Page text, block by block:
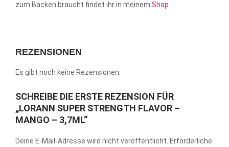
zum Backen braucht findet ihr in meinem Shop
REZENSIONEN
Es gibt noch keine Rezensionen.
SCHREIBE DIE ERSTE REZENSION FÜR
„LORANN SUPER STRENGTH FLAVOR –
MANGO – 3,7ML“
Deine E-Mail-Adresse wird nicht veröffentlicht. Erforderliche